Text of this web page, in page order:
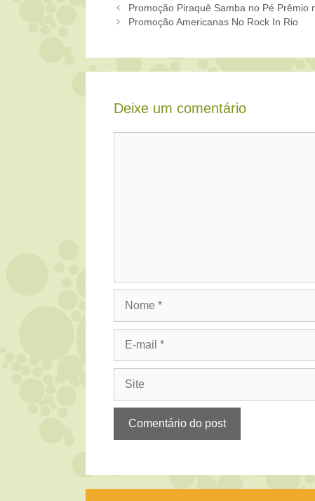
Promoção Piraquê Samba no Pé Prêmio
Promoção Americanas No Rock In Rio
Deixe um comentário